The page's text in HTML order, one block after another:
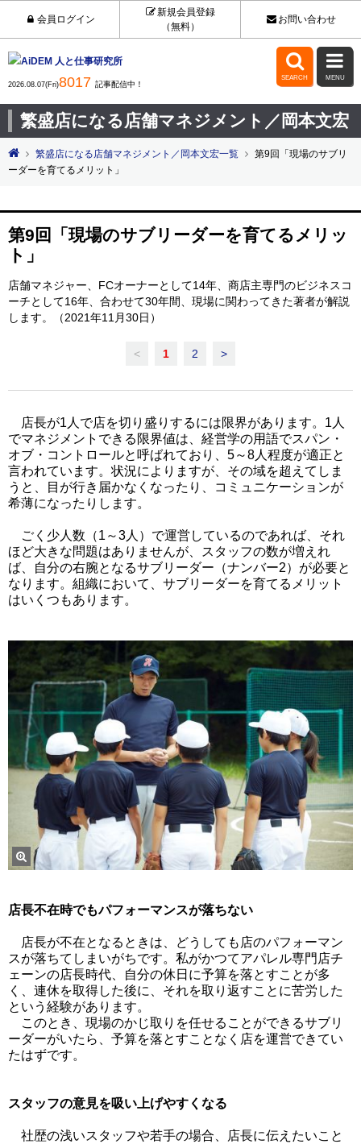
会員ログイン
新規会員登録
（無料）
お問い合わせ
2026.08.07(Fri)8017 記事配信中！

SEARCH

MENU
繁盛店になる店舗マネジメント／岡本文宏
繁盛店になる店舗マネジメント／岡本文宏一覧
第9回「現場のサブリ
ーダーを育てるメリット」
第9回「現場のサブリーダーを育てるメリッ
ト」
店舗マネジャー、FCオーナーとして14年、商店主専門のビジネスコ
ーチとして16年、合わせて30年間、現場に関わってきた著者が解説
します。（2021年11月30日）
< 1 2 >
店長が1人で店を切り盛りするには限界があります。1人
でマネジメントできる限界値は、経営学の用語でスパン・
オブ・コントロールと呼ばれており、5～8人程度が適正と
言われています。状況によりますが、その域を超えてしま
うと、目が行き届かなくなったり、コミュニケーションが
希薄になったりします。
ごく少人数（1～3人）で運営しているのであれば、それ
ほど大きな問題はありませんが、スタッフの数が増えれ
ば、自分の右腕となるサブリーダー（ナンバー2）が必要と
なります。組織において、サブリーダーを育てるメリット
はいくつもあります。
店長不在時でもパフォーマンスが落ちない
店長が不在となるときは、どうしても店のパフォーマン
スが落ちてしまいがちです。私がかつてアパレル専門店チ
ェーンの店長時代、自分の休日に予算を落とすことが多
く、連休を取得した後に、それを取り返すことに苦労した
という経験があります。
このとき、現場のかじ取りを任せることができるサブリ
ーダーがいたら、予算を落とすことなく店を運営できてい
たはずです。
スタッフの意見を吸い上げやすくなる
社歴の浅いスタッフや若手の場合、店長に伝えたいこと